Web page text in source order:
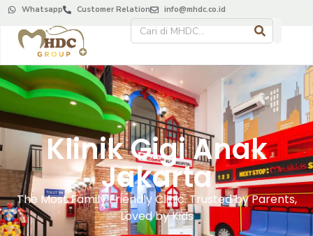
Whatsapp Customer Relation info@mhdc.co.id
Klinik Gigi Anak
Jakarta
The Most Family Friendly Clinic. Trusted by Parents,
Loved by Kids